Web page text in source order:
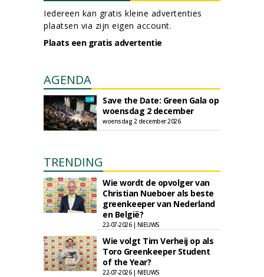
Iedereen kan gratis kleine advertenties
plaatsen via zijn eigen account.
Plaats een gratis advertentie
AGENDA
Save the Date: Green Gala op
woensdag 2 december
woensdag 2 december 2026
TRENDING
Wie wordt de opvolger van
Christian Nueboer als beste
greenkeeper van Nederland
en België?
22-07-2026 | NIEUWS
Wie volgt Tim Verheij op als
Toro Greenkeeper Student
of the Year?
22-07-2026 | NIEUWS